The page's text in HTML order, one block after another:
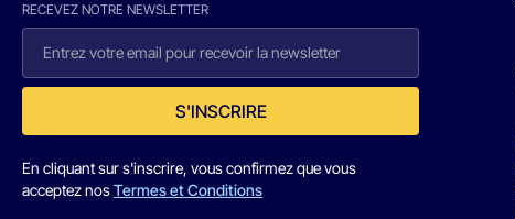
RECEVEZ NOTRE NEWSLETTER
S'INSCRIRE
En cliquant sur s'inscrire, vous confirmez que vous
acceptez nosTermes et Conditions